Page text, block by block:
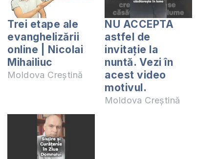
Trei etape ale
evanghelizării
online | Nicolai
Mihailiuc
Moldova Creștină
NU ACCEPTA
astfel de
invitație la
nuntă. Vezi în
acest video
motivul.
Moldova Creștină